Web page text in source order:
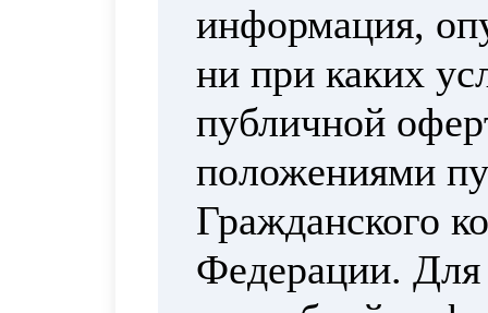
информация,
ни при каких
публичной
положениями
Гражданского
Федерации. Для